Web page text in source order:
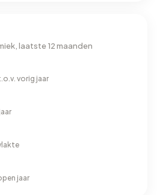
laatste 12 maanden
vorig jaar
jaar